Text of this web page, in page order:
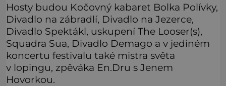
Hosty budou Kočovný kabaret Bolka Polívky,
Divadlo na zábradlí, Divadlo na Jezerce,
Divadlo Spektákl, uskupení The Looser(s),
Squadra Sua, Divadlo Demago a v jediném
koncertu festivalu také mistra světa
v lopingu, zpěváka En.Dru s Jenem
Hovorkou.